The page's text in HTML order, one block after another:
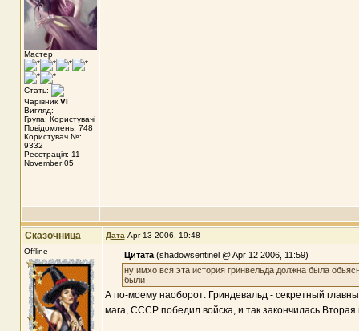
Мастер
Стать:
Чарівник VI
Вигляд: --
Група: Користувачі
Повідомлень: 748
Користувач №:
9332
Реєстрація: 11-
November 05
Сказочница Дата Apr 13 2006, 19:48
Offline
Цитата (shadowsentinel @ Apr 12 2006, 11:59)
ну имхо вся эта история гринвельда должна была
были
А по-моему наоборот: Гриндевальд - секретный
мага, СССР победил войска, и так закончилась